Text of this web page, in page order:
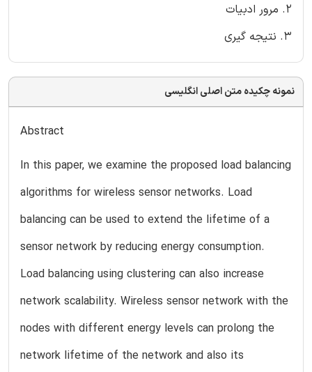
2. مرور ادبیات
3. نتیجه گیری
نمونه چکیده متن اصلی انگلیسی
Abstract
In this paper, we examine the proposed load balancing
algorithms for wireless sensor networks. Load
balancing can be used to extend the lifetime of a
sensor network by reducing energy consumption.
Load balancing using clustering can also increase
network scalability. Wireless sensor network with the
nodes with different energy levels can prolong the
network lifetime of the network and also its